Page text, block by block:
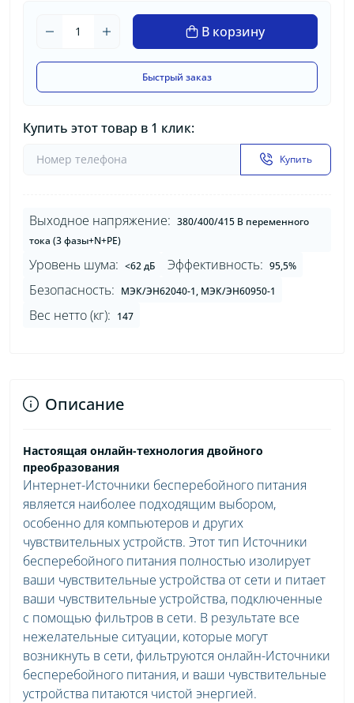
В корзину
Быстрый заказ
Купить этот товар в 1 клик:
Купить
Выходное напряжение: 380/400/415 В переменного
тока (3 фазы+N+PE)
Уровень шума: <62 дБ Эффективность: 95,5%
Безопасность: МЭК/ЭН62040-1, МЭК/ЭН60950-1
Вес нетто (кг): 147
Описание
Настоящая онлайн-технология двойного
преобразования
Интернет-Источники бесперебойного питания
является наиболее подходящим выбором,
особенно для компьютеров и других
чувствительных устройств. Этот тип Источники
бесперебойного питания полностью изолирует
ваши чувствительные устройства от сети и питает
ваши чувствительные устройства, подключенные
с помощью фильтров в сети. В результате все
нежелательные ситуации, которые могут
возникнуть в сети, фильтруются онлайн-Источники
бесперебойного питания, и ваши чувствительные
устройства питаются чистой энергией.